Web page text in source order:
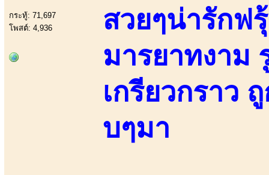
กระทู้: 71,697
โพสต์: 4,936
สวยๆน่ารักฟ
มารยาทงาม
เกรียวกราว
บๆมา